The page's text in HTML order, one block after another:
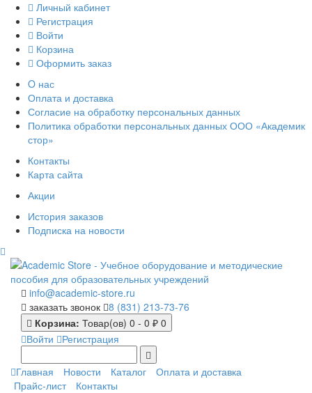
Личный кабинет
Регистрация
Войти
Корзина
Оформить заказ
O нас
Оплата и доставка
Согласие на обработку персональных данных
Политика обработки персональных данных ООО «Академик
стор»
Контакты
Карта сайта
Акции
История заказов
Подписка на новости
info@academic-store.ru
заказать звонок 8 (831) 213-73-76
Корзина: Товар(ов) 0 - 0 ₽ 0
Войти
Регистрация
Главная Новости Каталог
Оплата и доставка
Прайс-лист
Контакты